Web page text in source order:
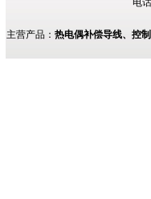
电
主营产品： 热电偶补偿导线、控